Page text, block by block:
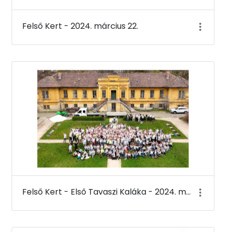
Felső Kert - 2024. március 22.
Felső Kert - Első Tavaszi Kaláka - 2024. március 22.